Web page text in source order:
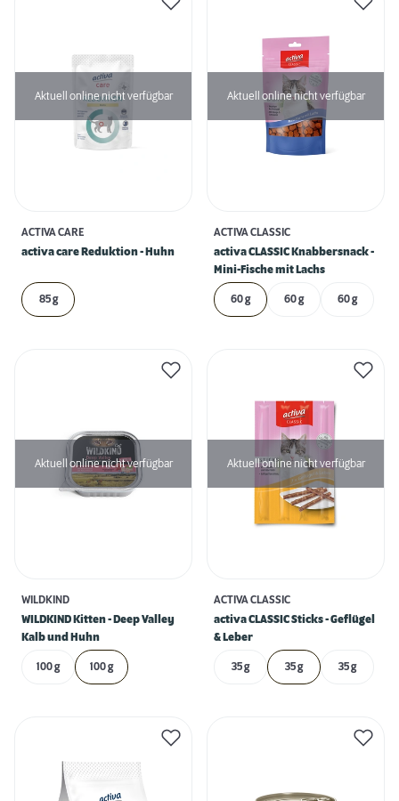
Aktuell online nicht verfügbar
ACTIVA CARE
activa care Reduktion - Huhn
85 g
Aktuell online nicht verfügbar
ACTIVA CLASSIC
activa CLASSIC Knabbersnack -
Mini-Fische mit Lachs
60 g 60 g 60 g
Aktuell online nicht verfügbar
WILDKIND
WILDKIND Kitten - Deep Valley
Kalb und Huhn
100 g 100 g
Aktuell online nicht verfügbar
ACTIVA CLASSIC
activa CLASSIC Sticks - Geflügel
& Leber
35 g 35 g 35 g